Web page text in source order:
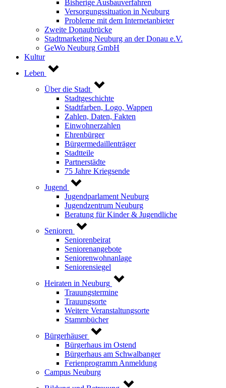
Bisherige Ausbauverfahren
Versorgungssituation in Neuburg
Probleme mit dem Internetanbieter
Zweite Donaubrücke
Stadtmarketing Neuburg an der Donau e.V.
GeWo Neuburg GmbH
Kultur
Leben
Über die Stadt
Stadtgeschichte
Stadtfarben, Logo, Wappen
Zahlen, Daten, Fakten
Einwohnerzahlen
Ehrenbürger
Bürgermedaillenträger
Stadtteile
Partnerstädte
75 Jahre Kriegsende
Jugend
Jugendparlament Neuburg
Jugendzentrum Neuburg
Beratung für Kinder & Jugendliche
Senioren
Seniorenbeirat
Seniorenangebote
Seniorenwohnanlage
Seniorensiegel
Heiraten in Neuburg
Trauungstermine
Trauungsorte
Weitere Veranstaltungsorte
Stammbücher
Bürgerhäuser
Bürgerhaus im Ostend
Bürgerhaus am Schwalbanger
Ferienprogramm Anmeldung
Campus Neuburg